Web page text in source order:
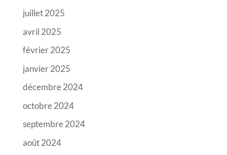
juillet 2025
avril 2025
février 2025
janvier 2025
décembre 2024
octobre 2024
septembre 2024
août 2024